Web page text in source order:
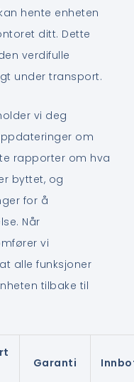
hente enheten
ditt. Dette
verdifulle
under transport.
vi deg
om
rapporter om hva
byttet, og
for å
Når
vi
alle funksjoner
tilbake til
Garanti